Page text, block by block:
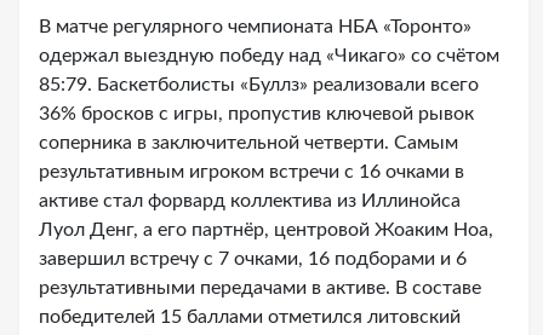
В матче регулярного чемпионата НБА «Торонто»
одержал выездную победу над «Чикаго» со счётом
85:79. Баскетболисты «Буллз» реализовали всего
36% бросков с игры, пропустив ключевой рывок
соперника в заключительной четверти. Самым
результативным игроком встречи с 16 очками в
активе стал форвард коллектива из Иллинойса
Луол Денг, а его партнёр, центровой Жоаким Ноа,
завершил встречу с 7 очками, 16 подборами и 6
результативными передачами в активе. В составе
победителей 15 баллами отметился литовский